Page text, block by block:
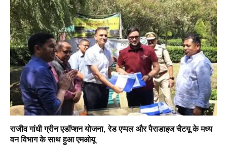
राजीव गांधी ग्रीन एडॉप्शन योजना, रेड एप्पल और पैराडाइज चैटयू के मध्य
वन विभाग के साथ हुआ एमओयू